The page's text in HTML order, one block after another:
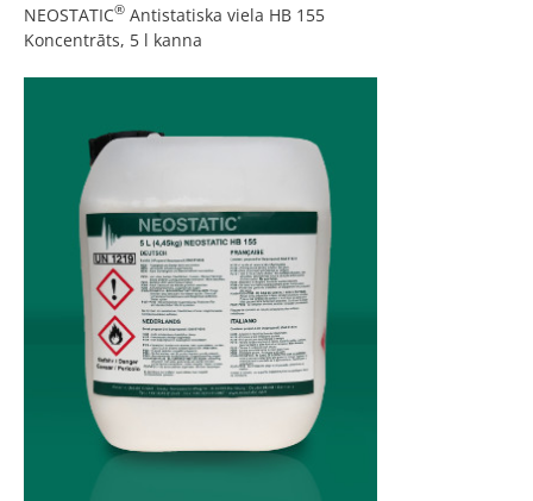
NEOSTATIC® Antistatiska viela HB 155
Koncentrāts, 5 l kanna